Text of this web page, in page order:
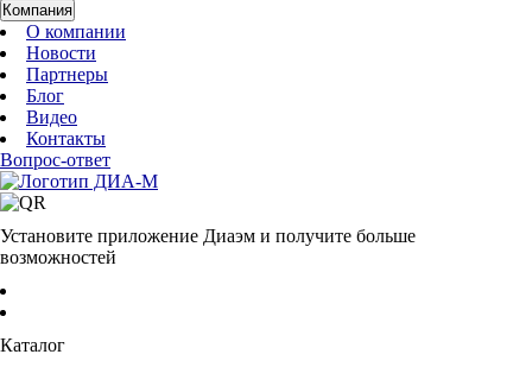
Компания
О компании
Новости
Партнеры
Блог
Видео
Контакты
Вопрос-ответ
Установите приложение Диаэм и получите больше
возможностей
Каталог